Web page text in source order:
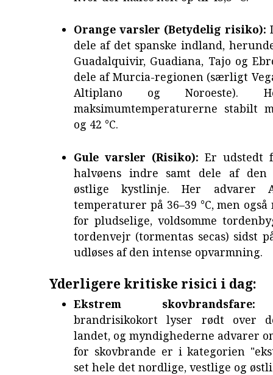
Orange varsler (Betydelig risiko):
dele af det spanske indland,
Guadalquivir, Guadiana, Tajo og
dele af Murcia-regionen (særligt
Altiplano og Noroeste).
maksimumtemperaturerne stabilt
og 42 °C.
Gule varsler (Risiko): Er udstedt
halvøens indre samt dele af den
østlige kystlinje. Her advarer
temperaturer på 36–39 °C, men
for pludselige, voldsomme
tordenvejr (tormentas secas) sidst
udløses af den intense opvarmning.
Yderligere kritiske risici i dag:
Ekstrem skovbrandsfare:
brandrisikokort lyser rødt over
landet, og myndighederne advarer
for skovbrande er i kategorien
set hele det nordlige, vestlige og